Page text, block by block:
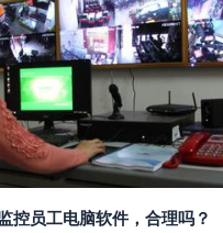
控员工电脑软件，合理吗？